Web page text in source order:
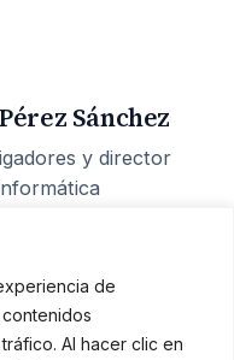
de
Al hacer clic en
Sánchez
y director
6 M€
y más de
Investigando